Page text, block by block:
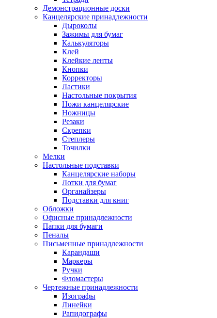
Демонстрационные доски
Канцелярские принадлежности
Дыроколы
Зажимы для бумаг
Калькуляторы
Клей
Клейкие ленты
Кнопки
Корректоры
Ластики
Настольные покрытия
Ножи канцелярские
Ножницы
Резаки
Скрепки
Степлеры
Точилки
Мелки
Настольные подставки
Канцелярские наборы
Лотки для бумаг
Органайзеры
Подставки для книг
Обложки
Офисные принадлежности
Папки для бумаги
Пеналы
Письменные принадлежности
Карандаши
Маркеры
Ручки
Фломастеры
Чертежные принадлежности
Изографы
Линейки
Рапидографы